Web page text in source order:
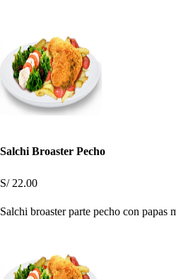
Salchi Broaster Pecho
S/ 22.00
Salchi broaster parte pecho con papas